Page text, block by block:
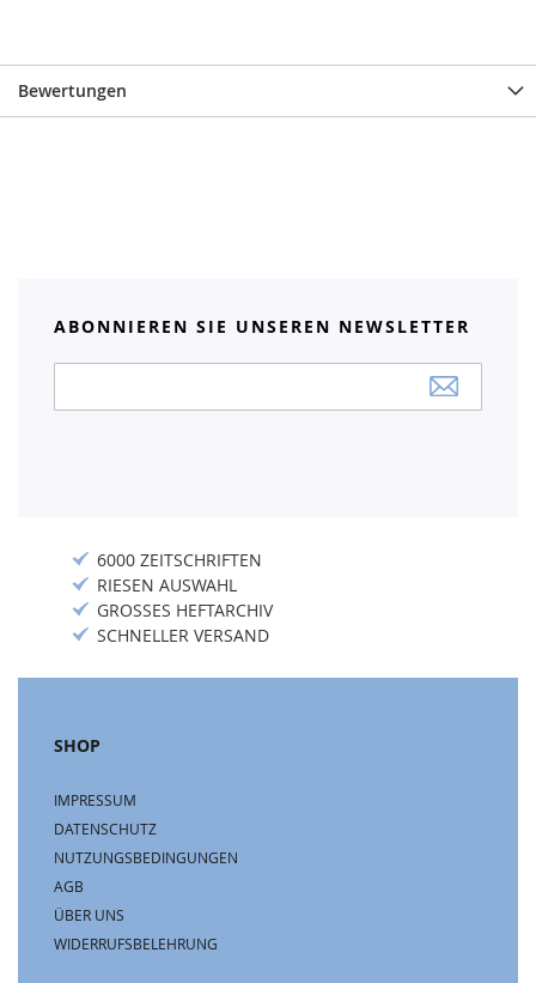
Bewertungen
ABONNIEREN SIE UNSEREN NEWSLETTER
Newsletter:
6000 ZEITSCHRIFTEN
RIESEN AUSWAHL
GROSSES HEFTARCHIV
SCHNELLER VERSAND
SHOP
IMPRESSUM
DATENSCHUTZ
NUTZUNGSBEDINGUNGEN
AGB
ÜBER UNS
WIDERRUFSBELEHRUNG